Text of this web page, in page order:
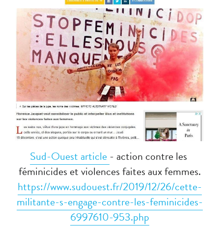
Sud-Ouest article - action contre les
féminicides et violences faites aux femmes.
https://www.sudouest.fr/2019/12/26/cette-
militante-s-engage-contre-les-feminicides-
6997610-953.php